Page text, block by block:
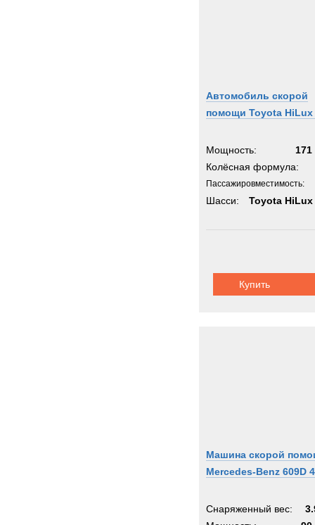
Автомобиль скорой
помощи Toyota HiLux
Мощность:
171
Колёсная формула:
Пассажировместимость:
Шасси: Toyota HiLux
Купить
Машина скорой
Mercedes-Benz 609D
Снаряженный вес: